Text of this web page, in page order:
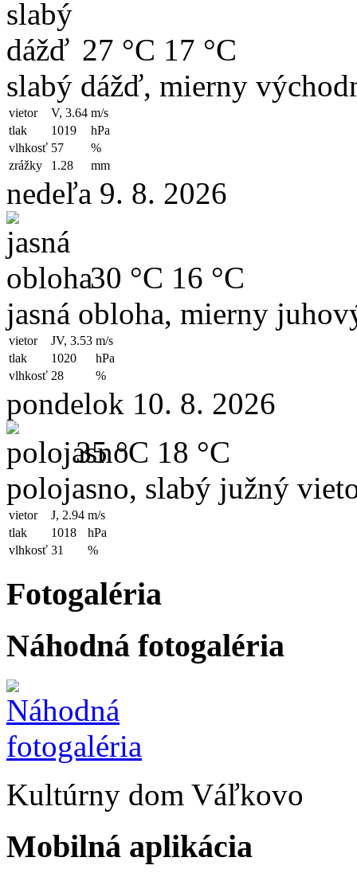
27 °C 17 °C
slabý dážď, mierny
vietor V, 3.64 m/s
tlak
1019
hPa
vlhkosť 57
%
zrážky
1.28 mm
nedeľa 9. 8. 2026
30 °C 16 °C
jasná obloha, mierny
vietor JV, 3.53 m/s
tlak
1020
hPa
vlhkosť 28 %
pondelok 10. 8. 2026
35 °C 18 °C
polojasno, slabý južný
vietor J, 2.94 m/s
tlak
1018
hPa
vlhkosť 31 %
Fotogaléria
Náhodná fotogaléria
Kultúrny dom Váľkovo
Mobilná aplikácia